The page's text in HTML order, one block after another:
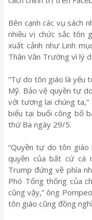
Bên cạnh các vụ sách
nhiều vị chức sắc tôn
xuất cảnh như Linh
Thân Văn Trường vì lý
“Tự do tôn giáo là yếu
Mỹ. Bảo vệ quyền tự
với tương lai chúng
biểu tại buổi công bố
thứ Ba ngày 29/5.
“Quyền tự do tôn giáo
quyền của bất cứ cá
Trump đứng về phía
Phó Tổng thống của
cũng vậy,” ông
tôn giáo cũng đồng